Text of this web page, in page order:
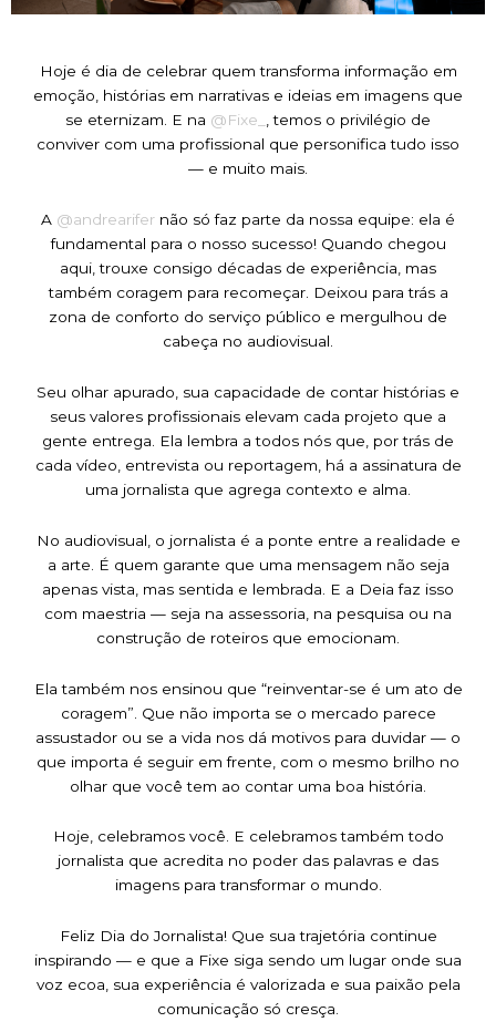
Hoje é dia de celebrar quem transforma informação em
emoção, histórias em narrativas e ideias em imagens que
se eternizam. E na @Fixe_
, temos o privilégio de
conviver com uma profissional que personifica tudo isso
— e muito mais.
A @andrearifer não só faz parte da nossa equipe: ela é
fundamental para o nosso sucesso! Quando chegou
aqui, trouxe consigo décadas de experiência, mas
também coragem para recomeçar. Deixou para trás a
zona de conforto do serviço público e mergulhou de
cabeça no audiovisual.
Seu olhar apurado, sua capacidade de contar histórias e
seus valores profissionais elevam cada projeto que a
gente entrega. Ela lembra a todos nós que, por trás de
cada vídeo, entrevista ou reportagem, há a assinatura de
uma jornalista que agrega contexto e alma.
No audiovisual, o jornalista é a ponte entre a realidade e
a arte. É quem garante que uma mensagem não seja
apenas vista, mas sentida e lembrada. E a Deia faz isso
com maestria — seja na assessoria, na pesquisa ou na
construção de roteiros que emocionam.
Ela também nos ensinou que “reinventar-se é um ato de
coragem”. Que não importa se o mercado parece
assustador ou se a vida nos dá motivos para duvidar — o
que importa é seguir em frente, com o mesmo brilho no
olhar que você tem ao contar uma boa história.
Hoje, celebramos você. E celebramos também todo
jornalista que acredita no poder das palavras e das
imagens para transformar o mundo.
Feliz Dia do Jornalista! Que sua trajetória continue
inspirando — e que a Fixe siga sendo um lugar onde sua
voz ecoa, sua experiência é valorizada e sua paixão pela
comunicação só cresça.